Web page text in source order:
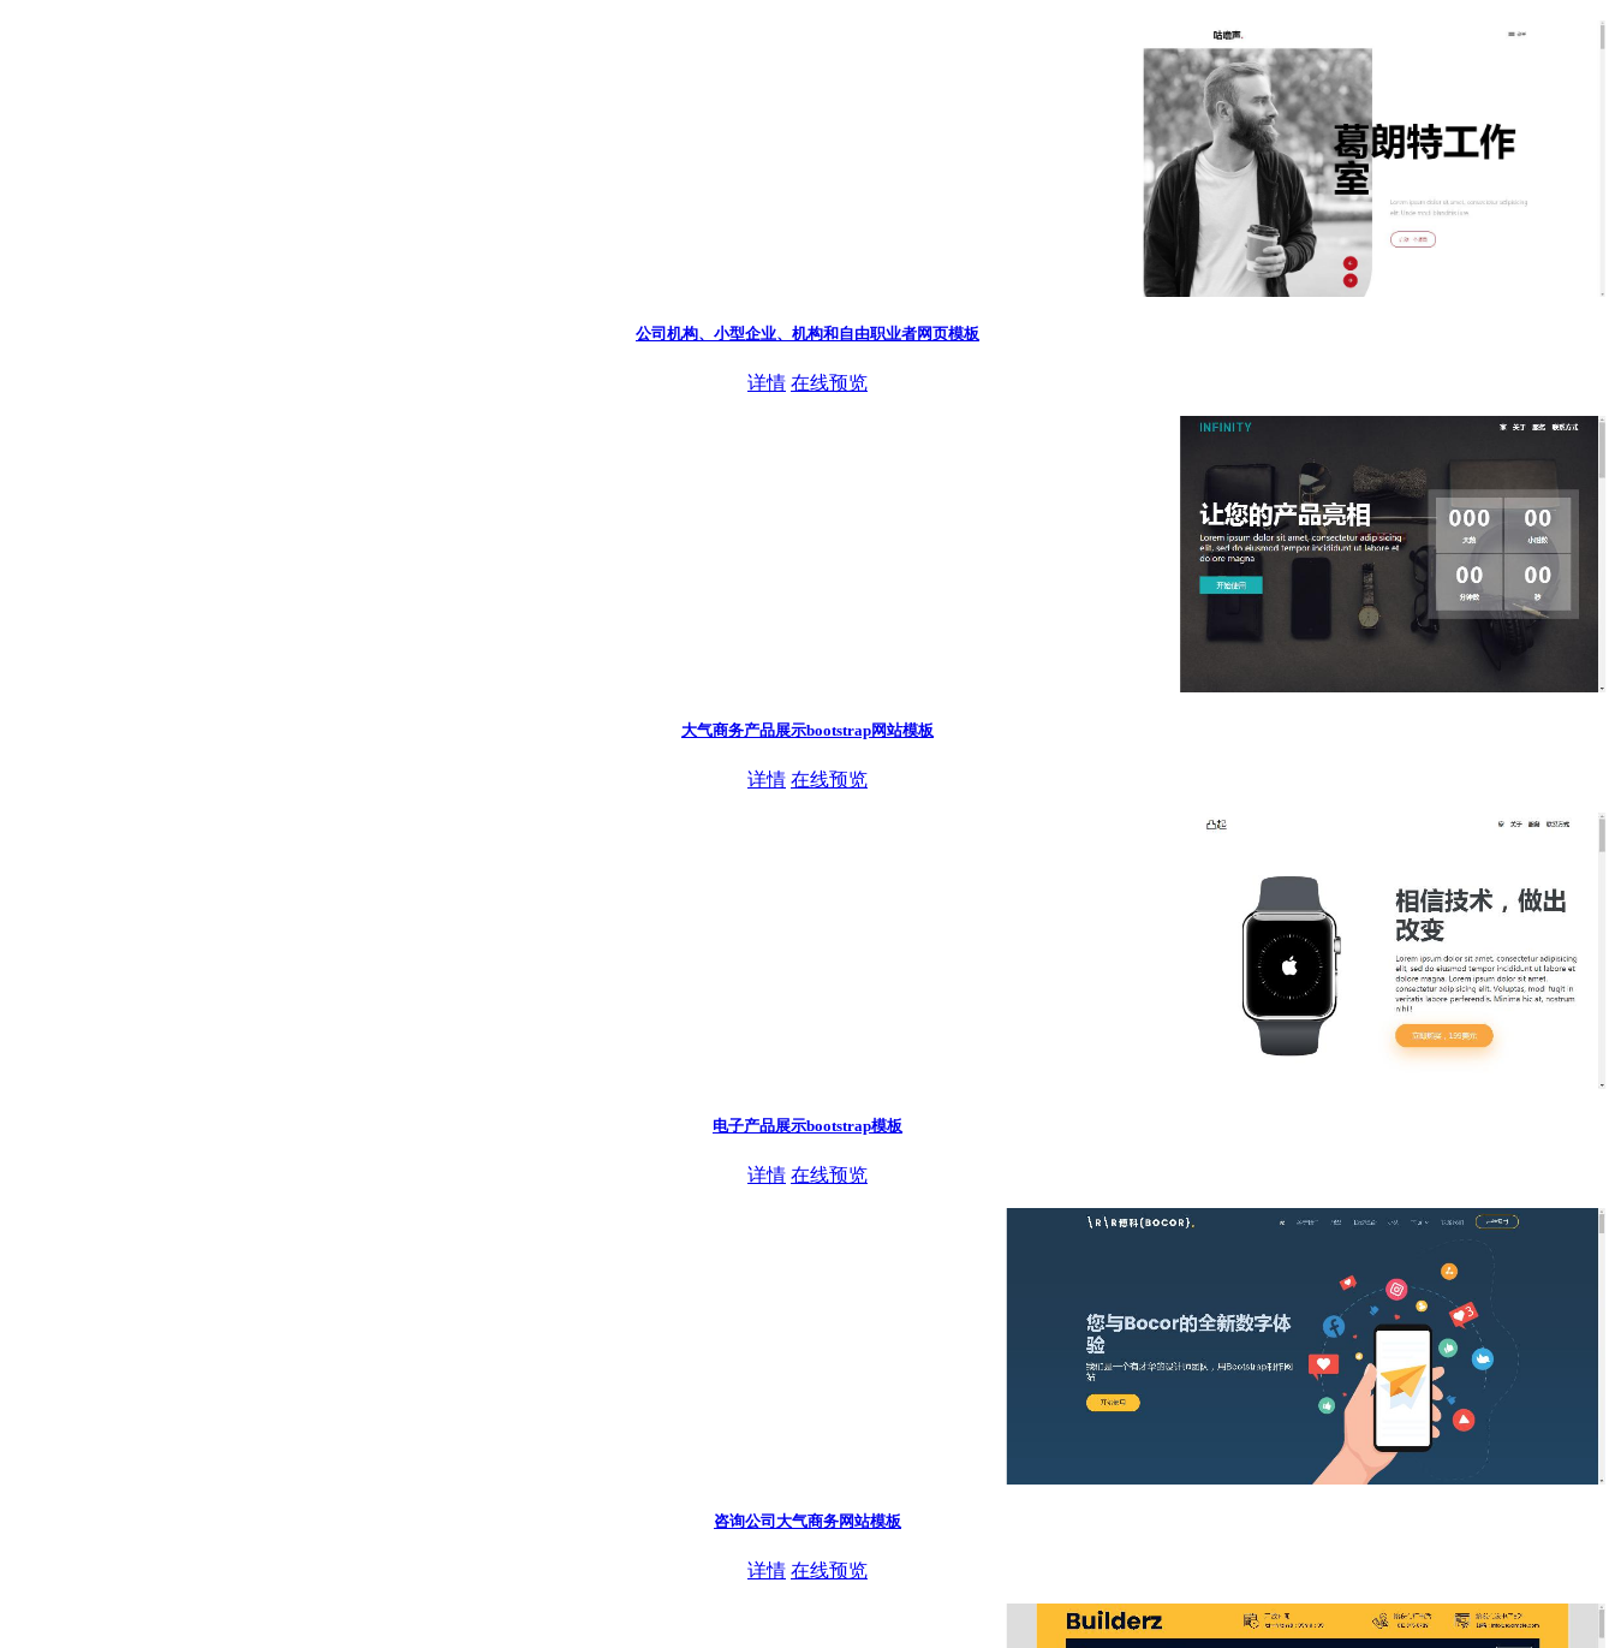
公司机构、小型企业、机构和自由职业者网页模板
详情 在线预览
大气商务产品展示bootstrap网站模板
详情 在线预览
电子产品展示bootstrap模板
详情 在线预览
咨询公司大气商务网站模板
详情 在线预览